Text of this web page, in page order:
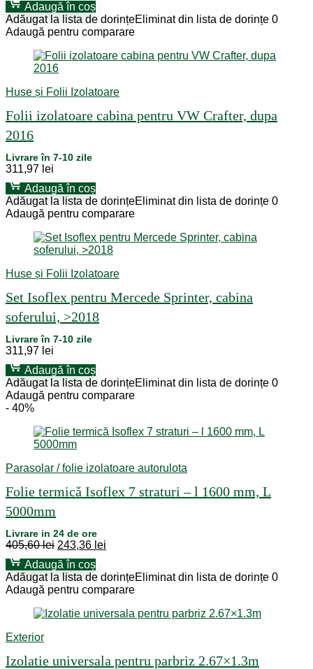
Adaugă în coș
Adăugat la lista de dorințeEliminat din lista de dorințe 0
Adaugă pentru comparare
Huse și Folii Izolatoare
Folii izolatoare cabina pentru VW Crafter, dupa
2016
Livrare în 7-10 zile
311,97 lei
Adaugă în coș
Adăugat la lista de dorințeEliminat din lista de dorințe 0
Adaugă pentru comparare
Huse și Folii Izolatoare
Set Isoflex pentru Mercede Sprinter, cabina
soferului, >2018
Livrare în 7-10 zile
311,97 lei
Adaugă în coș
Adăugat la lista de dorințeEliminat din lista de dorințe 0
Adaugă pentru comparare
- 40%
Parasolar / folie izolatoare autorulota
Folie termică Isoflex 7 straturi – l 1600 mm, L
5000mm
Livrare in 24 de ore
405,60lei Prețul
inițial
a
fost:
405,60 lei.
243,36 lei
243,36 lei.
Adaugă în coș
Adăugat la lista de dorințeEliminat din lista de dorințe 0
Adaugă pentru comparare
Exterior
Izolatie universala pentru parbriz 2.67×1.3m